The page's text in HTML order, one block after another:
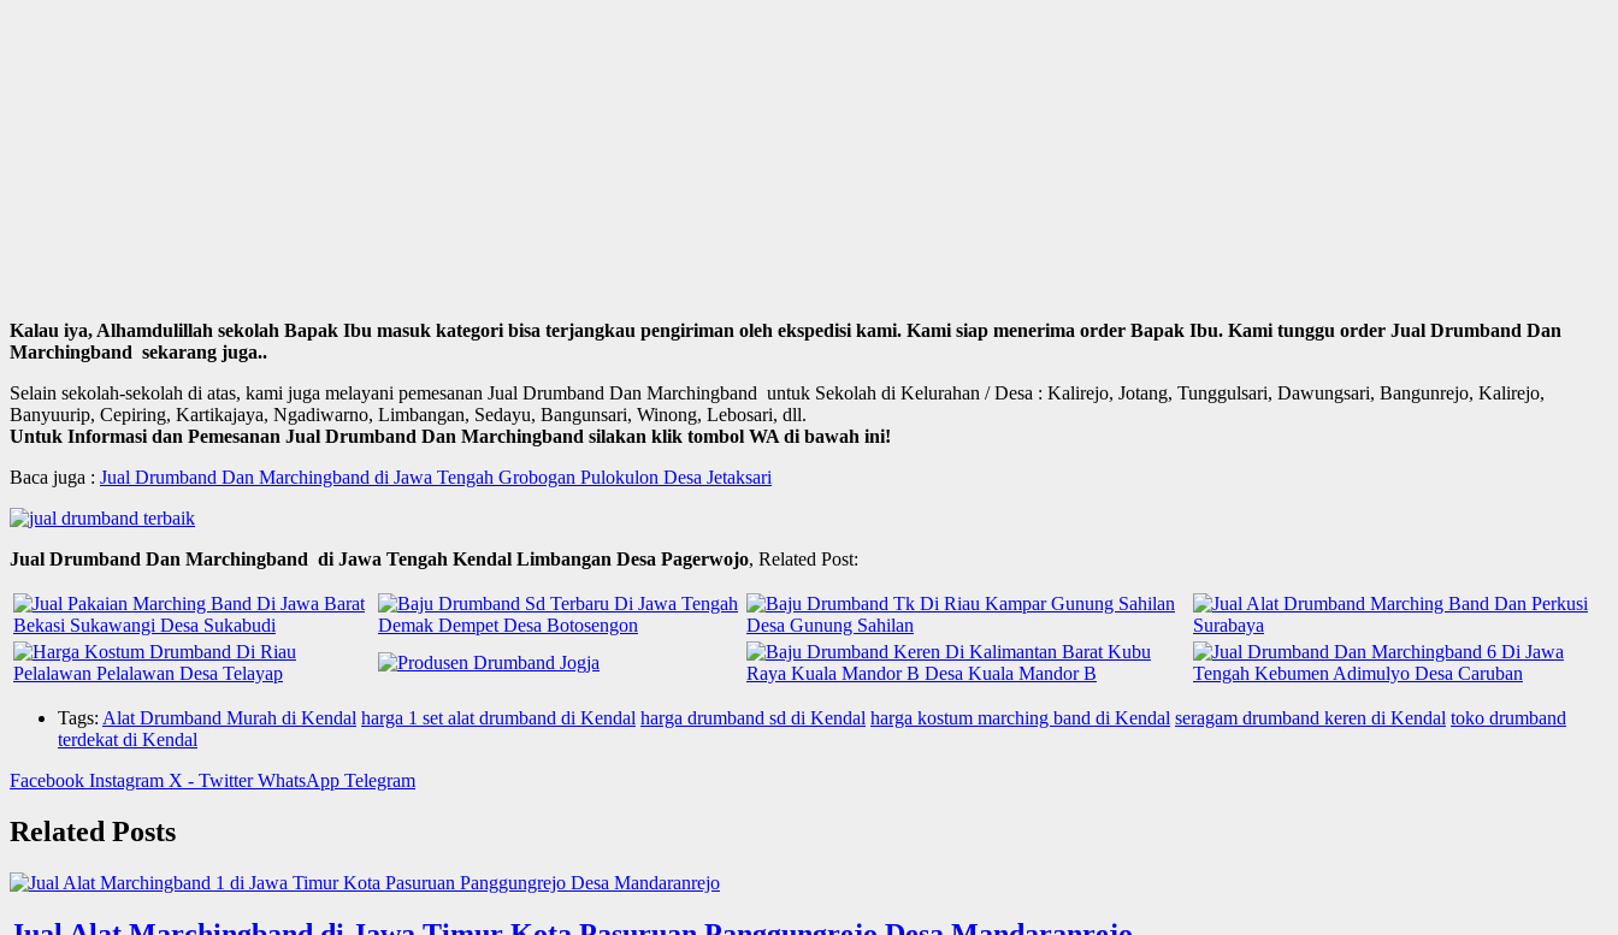
Kalau iya, Alhamdulillah sekolah Bapak Ibu masuk kategori bisa terjangkau pengiriman oleh ekspedisi kami. Kami siap menerima order Bapak Ibu. Kami tunggu order Jual Drumband Dan
Marchingband sekarang juga..
Selain sekolah-sekolah di atas, kami juga melayani pemesanan Jual Drumband Dan Marchingband untuk Sekolah di Kelurahan / Desa : Kalirejo, Jotang, Tunggulsari, Dawungsari, Bangunrejo, Kalirejo,
Banyuurip, Cepiring, Kartikajaya, Ngadiwarno, Limbangan, Sedayu, Bangunsari, Winong, Lebosari, dll.
Untuk Informasi dan Pemesanan Jual Drumband Dan Marchingband silakan klik tombol WA di bawah ini!
Baca juga : Jual Drumband Dan Marchingband di Jawa Tengah Grobogan Pulokulon Desa Jetaksari
Jual Drumband Dan Marchingband di Jawa Tengah Kendal Limbangan Desa Pagerwojo, Related Post:
Tags: Alat Drumband Murah di Kendal harga 1 set alat drumband di Kendal harga drumband sd di Kendal harga kostum marching band di Kendal seragam drumband keren di Kendal toko drumband
terdekat di Kendal
Facebook Instagram X - Twitter WhatsApp Telegram
Related Posts